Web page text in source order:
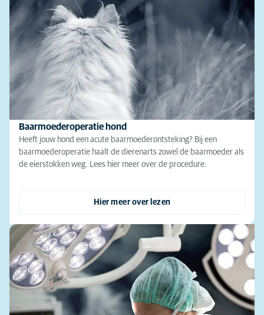
Baarmoederoperatie hond
Heeft jouw hond een acute baarmoederontsteking? Bij een
baarmoederoperatie haalt de dierenarts zowel de baarmoeder als
de eierstokken weg. Lees hier meer over de procedure.
Hier meer over lezen